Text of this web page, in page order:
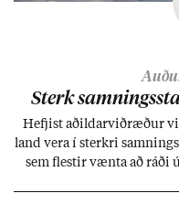
Sterk
Hefj­ist að­ild­ar­við­ræð­ur
land vera í sterkri
sem flest­ir vænta að ráði